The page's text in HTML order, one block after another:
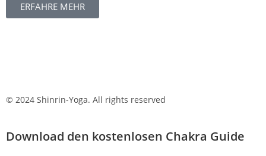
ERFAHRE MEHR
© 2024 Shinrin-Yoga. All rights reserved
Download den kostenlosen Chakra Guide